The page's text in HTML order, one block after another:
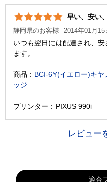
早い、安い
静岡県のお客様 2014年01月15
いつも翌日には配達され、
ます。
商品： BCI-6Y(イエロー)キ
ッジ
プリンター：PIXUS 990i
レビュー